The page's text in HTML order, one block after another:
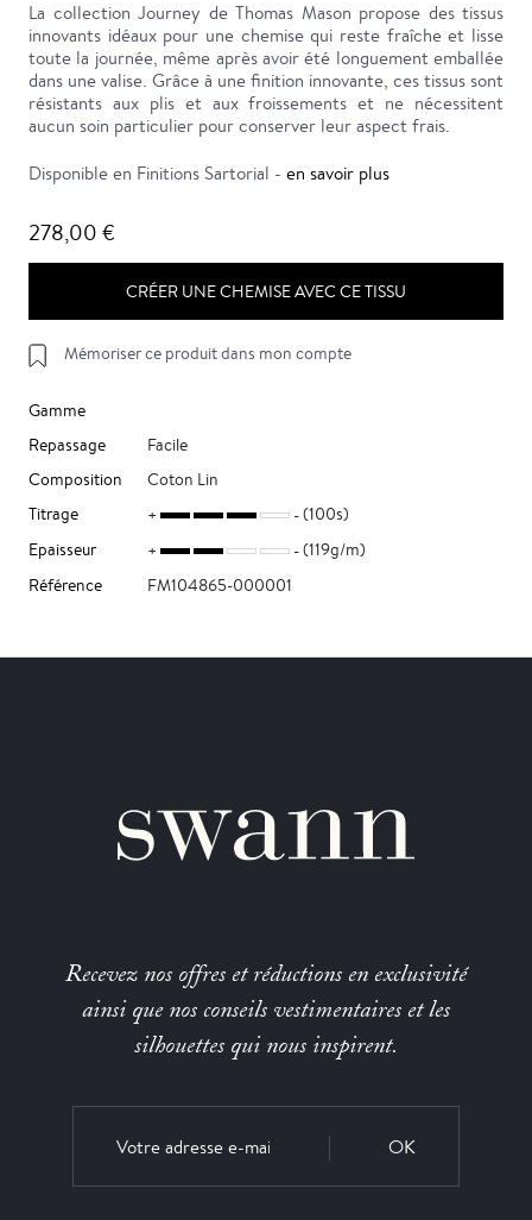
La collection Journey de Thomas Mason propose des tissus
innovants idéaux pour une chemise qui reste fraîche et lisse
toute la journée, même après avoir été longuement emballée
dans une valise. Grâce à une finition innovante, ces tissus sont
résistants aux plis et aux froissements et ne nécessitent
aucun soin particulier pour conserver leur aspect frais.
Disponible en Finitions Sartorial - en savoir plus
278,00 €
CRÉER UNE CHEMISE AVEC CE TISSU
Mémoriser ce produit dans mon compte
Gamme
Repassage
Facile
Composition
Coton Lin
Titrage
(100s)
Epaisseur
(119g/m)
Référence
FM104865-000001
Recevez nos offres et réductions en exclusivité
ainsi que nos conseils vestimentaires et les
silhouettes qui nous inspirent.
OK